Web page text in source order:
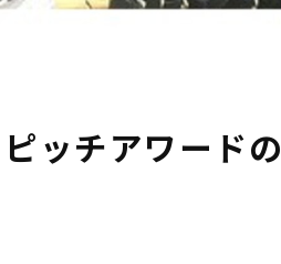
ッチアワードの